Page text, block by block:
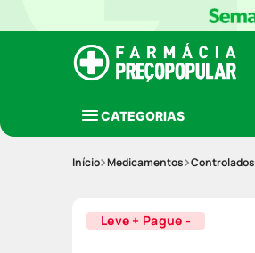
CATEGORIAS
Medicamentos Controlados
Leve + Pague -